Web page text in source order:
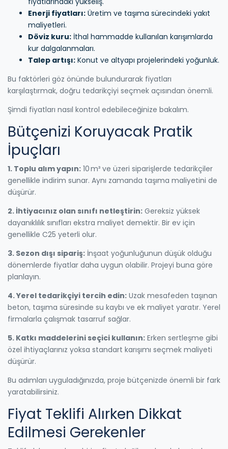
Enerji fiyatları: Üretim ve taşıma sürecindeki yakıt
maliyetleri.
Döviz kuru: İthal hammadde kullanılan karışımlarda
kur dalgalanmaları.
Talep artışı: Konut ve altyapı projelerindeki yoğunluk.
Bu faktörleri göz önünde bulundurarak fiyatları
karşılaştırmak, doğru tedarikçiyi seçmek açısından önemli.
Şimdi fiyatları nasıl kontrol edebileceğinize bakalım.
Bütçenizi Koruyacak Pratik
İpuçları
1. Toplu alım yapın: 10 m³ ve üzeri siparişlerde tedarikçiler
genellikle indirim sunar. Aynı zamanda taşıma maliyetini de
düşürür.
2. İhtiyacınız olan sınıfı netleştirin: Gereksiz yüksek
dayanıklılık sınıfları ekstra maliyet demektir. Bir ev için
genellikle C25 yeterli olur.
3. Sezon dışı sipariş: İnşaat yoğunluğunun düşük olduğu
dönemlerde fiyatlar daha uygun olabilir. Projeyi buna göre
planlayın.
4. Yerel tedarikçiyi tercih edin: Uzak mesafeden taşınan
beton, taşıma süresinde su kaybı ve ek maliyet yaratır. Yerel
firmalarla çalışmak tasarruf sağlar.
5. Katkı maddelerini seçici kullanın: Erken sertleşme gibi
özel ihtiyaçlarınız yoksa standart karışımı seçmek maliyeti
düşürür.
Bu adımları uyguladığınızda, proje bütçenizde önemli bir fark
yaratabilirsiniz.
Fiyat Teklifi Alırken Dikkat
Edilmesi Gerekenler